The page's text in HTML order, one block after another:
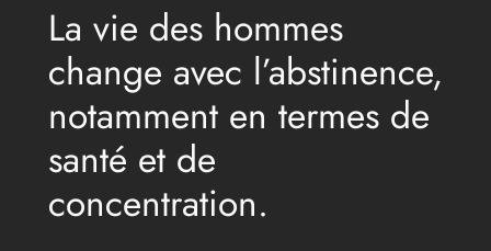
La vie des hommes
change avec l’abstinence,
notamment en termes de
santé et de
concentration.